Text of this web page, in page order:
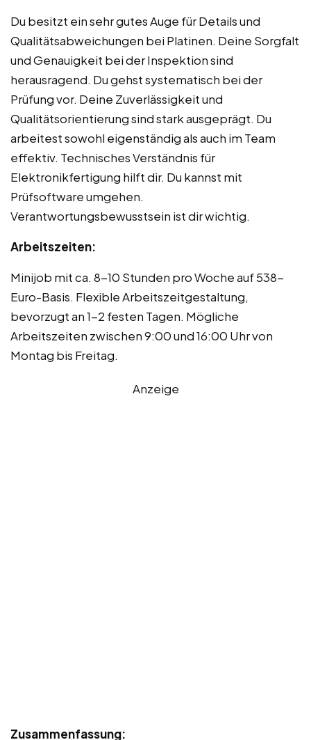
Du besitzt ein sehr gutes Auge für Details und
Qualitätsabweichungen bei Platinen. Deine Sorgfalt
und Genauigkeit bei der Inspektion sind
herausragend. Du gehst systematisch bei der
Prüfung vor. Deine Zuverlässigkeit und
Qualitätsorientierung sind stark ausgeprägt. Du
arbeitest sowohl eigenständig als auch im Team
effektiv. Technisches Verständnis für
Elektronikfertigung hilft dir. Du kannst mit
Prüfsoftware umgehen.
Verantwortungsbewusstsein ist dir wichtig.
Arbeitszeiten:
Minijob mit ca. 8-10 Stunden pro Woche auf 538-
Euro-Basis. Flexible Arbeitszeitgestaltung,
bevorzugt an 1-2 festen Tagen. Mögliche
Arbeitszeiten zwischen 9:00 und 16:00 Uhr von
Montag bis Freitag.
Anzeige
Zusammenfassung: